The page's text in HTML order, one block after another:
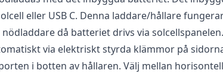
eller USB C. Denna laddare/hållare
då batteriet drivs via solcellspanelen.
via elektriskt styrda klämmor på
i botten av hållaren. Välj mellan horisontell
än.Du måste varainloggadför att skriva en